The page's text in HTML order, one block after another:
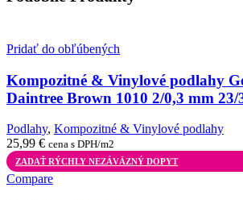
Pridať do obľúbených
Kompozitné & Vinylové podlahy
Daintree Brown 1010 2/0,3 mm
Podlahy, Kompozitné & Vinylové podlahy
25,99 € cena s DPH/m2
ZADAŤ RÝCHLY NEZÁVÄZNÝ DOPYT
Compare